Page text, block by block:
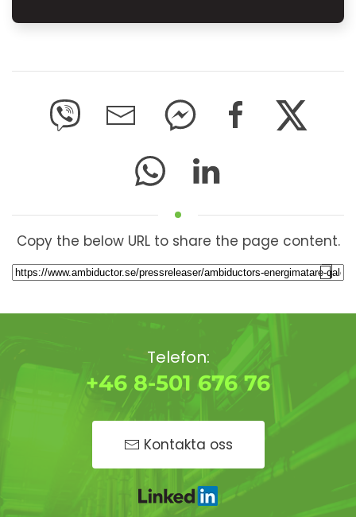
Copy the below URL to share the page content.
Telefon:
+46 8-501 676 76
Kontakta oss